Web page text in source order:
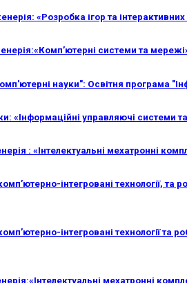
«Розробка ігор та інтерактивних
системи та
науки": Освітня програма
«Інформаційні управляючі системи та
: «Інтелектуальні мехатронні
інтегровані технології, та
інтегровані технології та
мехатронні